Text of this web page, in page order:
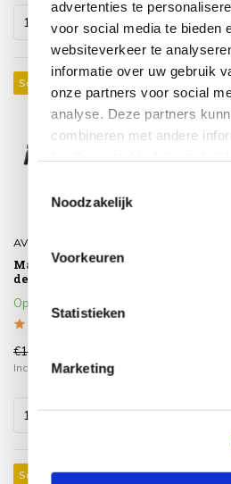
advertenties te
voor social media te bieden
websiteverkeer te
informatie over uw gebruik
onze partners voor social
analyse. Deze partners
combineren met andere
Noodzakelijk
Voorkeuren
Statistieken
Marketing
Sale 43%
AVH-Collectie
Malaga lounge balkonset 5
delig antraciet aluminium
Op voorraad
€1.470,00
Incl. btw
Sale 30%